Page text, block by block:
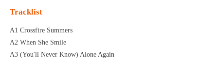
Tracklist
A1 Crossfire Summers
A2 When She Smile
A3 (You'll Never Know) Alone Again